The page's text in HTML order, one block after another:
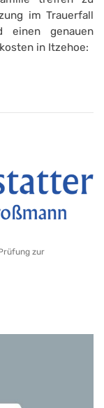
im Trauerfall
einen genauen
in Itzehoe:
zur